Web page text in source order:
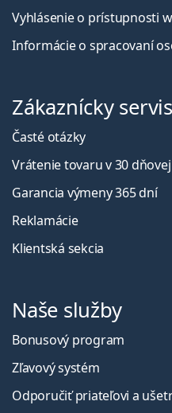
Vyhlásenie o prístupnosti
Informácie o spracovaní
Zákaznícky servis
Časté otázky
Vrátenie tovaru v 30
Garancia výmeny 365 dní
Reklamácie
Klientská sekcia
Naše služby
Bonusový program
Zľavový systém
Odporučiť priateľovi a